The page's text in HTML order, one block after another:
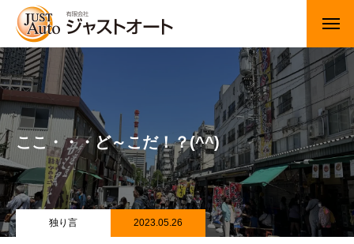
トップページ
新車
中古車・未使用車
JUジャナイト在庫情報
Gooネット在庫情報
ここ・・・ど～こだ！？(^^)
独り言 2023.05.26